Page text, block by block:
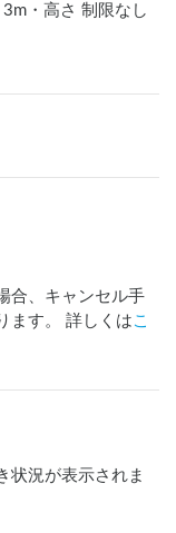
3m ・高さ 制限なし
合、キャンセル手
ます。 詳しくは こ
状況が表示されま